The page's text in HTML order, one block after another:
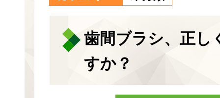
歯間ブラシ、正し
すか？